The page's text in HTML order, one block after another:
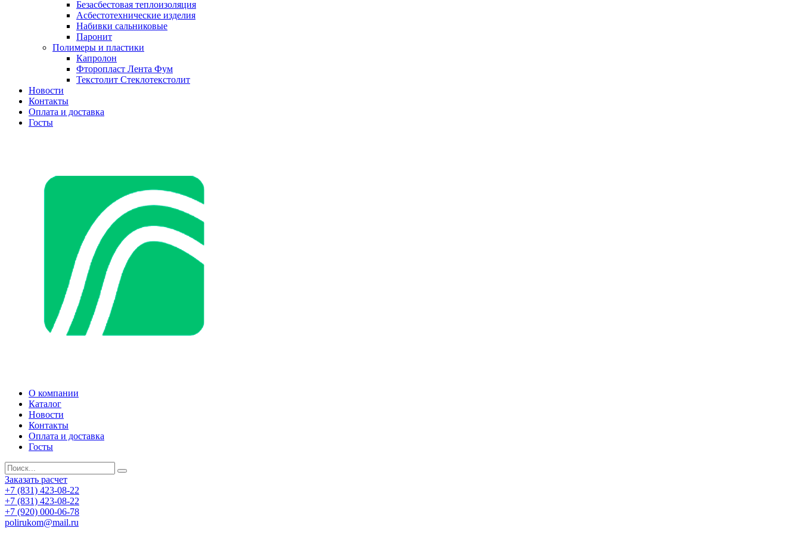
Безасбестовая теплоизоляция
Асбестотехнические изделия
Набивки сальниковые
Паронит
Полимеры и пластики
Капролон
Фторопласт Лента Фум
Текстолит Стеклотекстолит
Новости
Контакты
Оплата и доставка
Госты
О компании
Каталог
Новости
Контакты
Оплата и доставка
Госты
Заказать расчет
+7 (831) 423-08-22
+7 (831) 423-08-22
+7 (920) 000-06-78
polirukom@mail.ru